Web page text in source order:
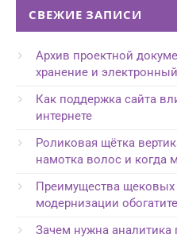
СВЕЖИЕ ЗАПИСИ
Архив проектной
хранение и
Как поддержка сайта
интернете
Роликовая щётка
намотка волос и когда
Преимущества
модернизации
Зачем нужна